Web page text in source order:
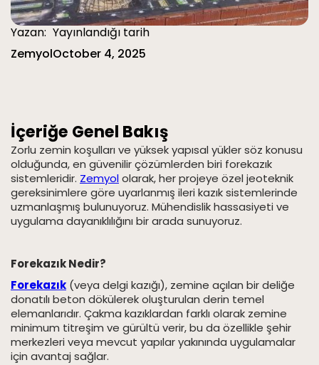
Yazan:
Zemyol
Yayınlandığı tarih
October 4, 2025
Zorlu zemin koşulları ve yüksek yapısal yükler söz konusu
olduğunda, en güvenilir çözümlerden biri forekazık
sistemleridir. Zemyololarak, her projeye özel jeoteknik
gereksinimlere göre uyarlanmış ileri kazık sistemlerinde
uzmanlaşmış bulunuyoruz. Mühendislik hassasiyeti ve
uygulama dayanıklılığını bir arada sunuyoruz.
Forekazık Nedir?
Forekazık (veya delgi kazığı), zemine açılan bir deliğe
donatılı beton dökülerek oluşturulan derin temel
elemanlarıdır. Çakma kazıklardan farklı olarak zemine
minimum titreşim ve gürültü verir, bu da özellikle şehir
merkezleri veya mevcut yapılar yakınında uygulamalar
için avantaj sağlar.
İçeriğe Genel Bakış